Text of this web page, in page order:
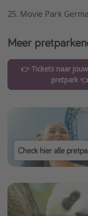
25. Movie Park
Meer
👉 Tickets naar
pretpark 👈
Check hier alle